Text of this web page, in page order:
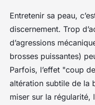
Entretenir sa peau,
discernement. Trop
d’agressions
brosses puissantes)
Parfois, l’effet "coup
altération subtile de la
miser sur la